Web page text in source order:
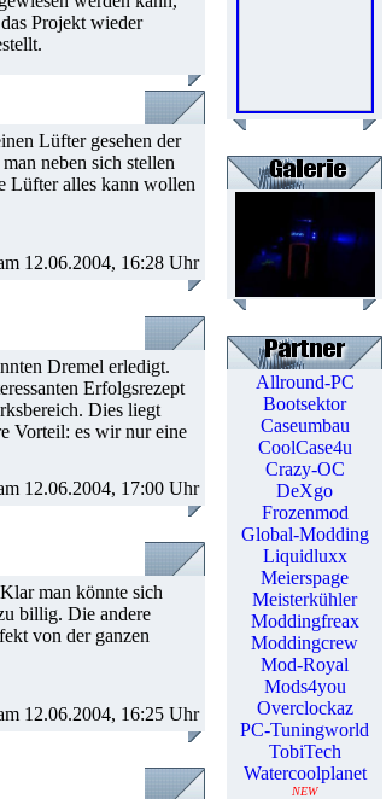
Projekt wieder
Lüfter gesehen der
neben sich stellen
Lüfter alles kann wollen
12.06.2004, 16:28 Uhr
Dremel erledigt.
Erfolgsrezept
Dies liegt
Vorteil: es wir nur eine
12.06.2004, 17:00 Uhr
man könnte sich
billig. Die andere
von der ganzen
12.06.2004, 16:25 Uhr
Allround-PC
Bootsektor
Caseumbau
CoolCase4u
Crazy-OC
DeXgo
Frozenmod
Global-Modding
Liquidluxx
Meierspage
Meisterkühler
Moddingfreax
Moddingcrew
Mod-Royal
Mods4you
Overclockaz
PC-Tuningworld
TobiTech
Watercoolplanet
NEW